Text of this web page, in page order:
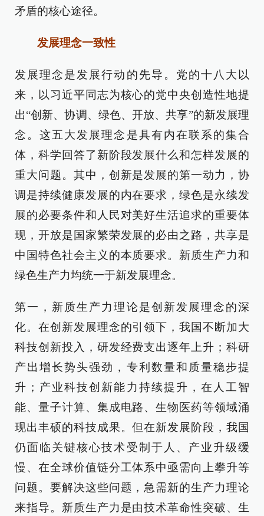
矛盾的核心途径。
发展理念一致性
发展理念是发展行动的先导。党的十八大以
来，以习近平同志为核心的党中央创造性地提
出“创新、协调、绿色、开放、共享”的新发展理
念。这五大发展理念是具有内在联系的集合
体，科学回答了新阶段发展什么和怎样发展的
重大问题。其中，创新是发展的第一动力，协
调是持续健康发展的内在要求，绿色是永续发
展的必要条件和人民对美好生活追求的重要体
现，开放是国家繁荣发展的必由之路，共享是
中国特色社会主义的本质要求。新质生产力和
绿色生产力均统一于新发展理念。
第一，新质生产力理论是创新发展理念的深
化。在创新发展理念的引领下，我国不断加大
科技创新投入，研发经费支出逐年上升；科研
产出增长势头强劲，专利数量和质量稳步提
升；产业科技创新能力持续提升，在人工智
能、量子计算、集成电路、生物医药等领域涌
现出丰硕的科技成果。但在新发展阶段，我国
仍面临关键核心技术受制于人、产业升级缓
慢、在全球价值链分工体系中亟需向上攀升等
问题。要解决这些问题，急需新的生产力理论
来指导。新质生产力是由技术革命性突破、生